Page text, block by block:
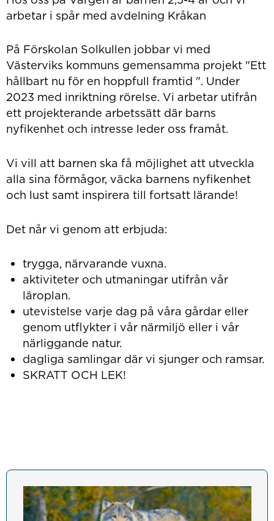
arbetar i spår med avdelning Kråkan
På Förskolan Solkullen jobbar vi med
Västerviks kommuns gemensamma projekt "Ett
hållbart nu för en hoppfull framtid ". Under
2023 med inriktning rörelse. Vi arbetar utifrån
ett projekterande arbetssätt där barns
nyfikenhet och intresse leder oss framåt.
Vi vill att barnen ska få möjlighet att utveckla
alla sina förmågor, väcka barnens nyfikenhet
och lust samt inspirera till fortsatt lärande!
Det når vi genom att erbjuda:
trygga, närvarande vuxna.
aktiviteter och utmaningar utifrån vår
läroplan.
utevistelse varje dag på våra gårdar eller
genom utflykter i vår närmiljö eller i vår
närliggande natur.
dagliga samlingar där vi sjunger och ramsar.
SKRATT OCH LEK!